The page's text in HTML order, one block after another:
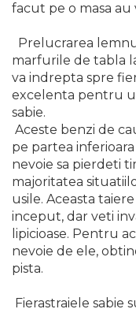
facut pe o masa au
Prelucrarea
marfurile de tabla
va indrepta spre
excelenta pentru
sabie.
Aceste benzi de
pe partea
nevoie sa pierdeti
majoritatea
usile. Aceasta
inceput, dar veti
lipicioase. Pentru
nevoie de ele,
pista.
Fierastraiele sabie